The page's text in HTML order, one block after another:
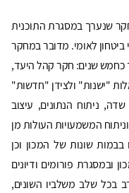
שנערך במסגרת התוכנית
לאומי. מדובר במחקר
שנים: חקר קהל היעד,
"ישנות" ולצידן "חדשות"
ניתוח הנתונים, עיצוב
המשמעויות העולות מן
שונות של המכון וכן
ובמסגרת פורומים ודיונים
בכל שלב משלביו השונים,